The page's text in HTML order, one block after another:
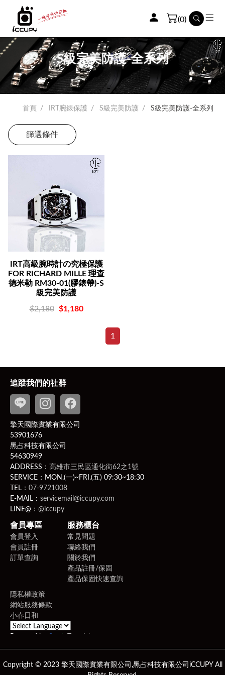
(0)
S級完美防護-全系列
首頁 IRT腕錶保護 S級完美防護 S級完美防護-全系列
篩選條件
IRT高級腕時計の究極保護
FOR RICHARD MILLE 理查
德米勒 RM30-01(膠錶帶)-S
級完美防護
$2,180 $1,180
1
追蹤我們的社群
擎天國際實業有限公司
53901676
黑占科技有限公司
54630949
ADDRESS： 高雄市三民區通化街62之1號
SERVICE：MON.(一)~FRI.(五) 09:30~18:30
TEL： 07-9721008
E-MAIL： servicemail@iccupy.com
LINE@： @iccupy
會員專區
會員登入
會員註冊
訂單查詢
服務櫃台
常見問題
聯絡我們
關於我們
產品註冊/保固
產品保固快速查詢
隱私權政策
網站服務條款
小春日和
Powered by Translate
Copyright © 2023 擎天國際實業有限公司,黑占科技有限公司iCCUPY All